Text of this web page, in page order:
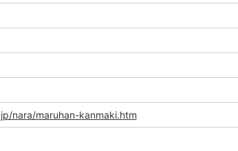
nara/maruhan-kanmaki.htm